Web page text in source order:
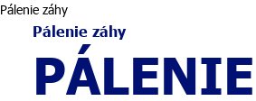
Pálenie záhy
Pálenie záhy